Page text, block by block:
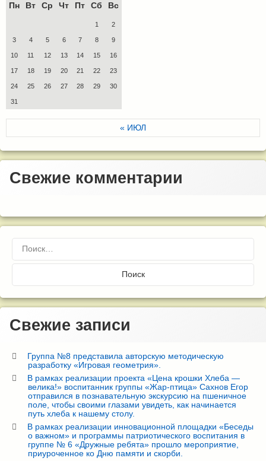
Пн Вт Ср Чт Пт Сб Вс
1 2
3 4 5 6 7 8 9
10 11 12 13 14 15 16
17 18 19 20 21 22 23
24 25 26 27 28 29 30
31
« ИЮЛ
Свежие комментарии
Найти:
Свежие записи
Группа №8 представила авторскую методическую
разработку «Игровая геометрия».
В рамках реализации проекта «Цена крошки Хлеба —
велика!» воспитанник группы «Жар-птица» Сахнов Егор
отправился в познавательную экскурсию на пшеничное
поле, чтобы своими глазами увидеть, как начинается
путь хлеба к нашему столу.
В рамках реализации инновационной площадки «Беседы
о важном» и программы патриотического воспитания в
группе № 6 «Дружные ребята» прошло мероприятие,
приуроченное ко Дню памяти и скорби.